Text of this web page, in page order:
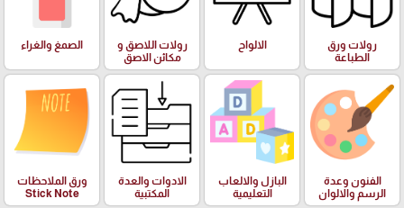
رولات ورق
الطباعة
الالواح
رولات اللاصق و
مكائن الاصق
الصمغ والغراء
الفنون وعدة
الرسم والالوان
البازل والالعاب
التعليمية
الادوات والعدة
المكتبية
ورق الملاحظات
Stick Note